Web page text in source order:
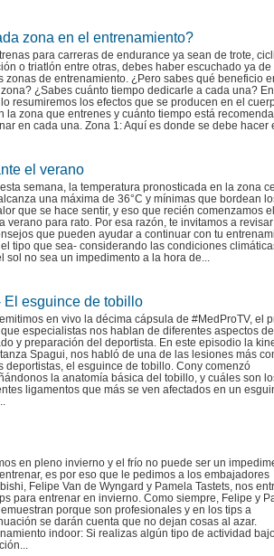
zona en el entrenamiento?
para carreras de endurance ya sean de trote,
o triatlón entre otras, debes haber escuchado ya
zonas de entrenamiento. ¿Pero sabes qué beneficio
¿Sabes cuánto tiempo dedicarle a cada una?
resumiremos los efectos que se producen en el
la zona que entrenes y cuánto tiempo está
en cada una. Zona 1: Aquí es donde se debe hacer
el verano
semana, la temperatura pronosticada en la zona
una máxima de 36°C y mínimas que bordean
que se hace sentir, y eso que recién comenzamos
verano para rato. Por esa razón, te invitamos a
que pueden ayudar a continuar con tu
tipo que sea- considerando las condiciones
sol no sea un impedimento a la hora de...
esguince de tobillo
en vivo la décima cápsula de #MedProTV, el
especialistas nos hablan de diferentes aspectos del
y preparación del deportista. En este episodio la
Spagui, nos habló de una de las lesiones más
deportistas, el esguince de tobillo. Cony comenzó
la anatomía básica del tobillo, y cuáles son
ligamentos que más se ven afectados en un
en pleno invierno y el frío no puede ser un
es por eso que le pedimos a los embajadores
Felipe Van de Wyngard y Pamela Tastets, nos
para entrenar en invierno. Como siempre, Felipe y
porque son profesionales y en los tips a
se darán cuenta que no dejan cosas al azar.
indoor: Si realizas algún tipo de actividad